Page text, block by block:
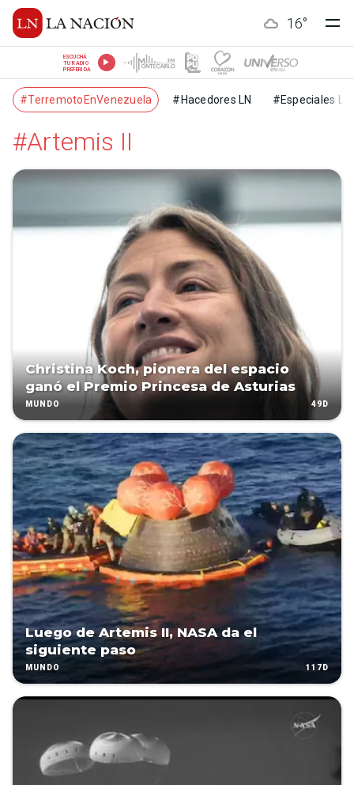
16°
ESCUCHÁ
TU RADIO
PREFERIDA
#TerremotoEnVenezuela #Hacedores LN #Especiales LN
#Artemis II
Christina Koch, pionera del espacio
ganó el Premio Princesa de Asturias
MUNDO 49D
Luego de Artemis II, NASA da el
siguiente paso
MUNDO 117D